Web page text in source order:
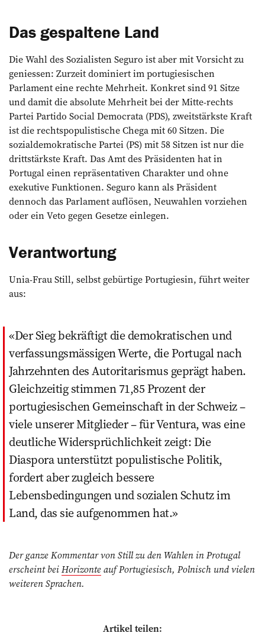
Das gespaltene Land
Die Wahl des Sozialisten Seguro ist aber mit Vorsicht zu
geniessen: Zurzeit dominiert im portugiesischen
Parlament eine rechte Mehrheit. Konkret sind 91 Sitze
und damit die absolute Mehrheit bei der Mitte-rechts
Partei Partido Social Democrata (PDS), zweitstärkste Kraft
ist die rechtspopulistische Chega mit 60 Sitzen. Die
sozialdemokratische Partei (PS) mit 58 Sitzen ist nur die
drittstärkste Kraft. Das Amt des Präsidenten hat in
Portugal einen repräsentativen Charakter und ohne
exekutive Funktionen. Seguro kann als Präsident
dennoch das Parlament auflösen, Neuwahlen vorziehen
oder ein Veto gegen Gesetze einlegen.
Verantwortung
Unia-Frau Still, selbst gebürtige Portugiesin, führt weiter
aus:
Der Sieg bekräftigt die demokratischen und
verfassungsmässigen Werte, die Portugal nach
Jahrzehnten des Autoritarismus geprägt haben.
Gleichzeitig stimmen 71,85 Prozent der
portugiesischen Gemeinschaft in der Schweiz –
viele unserer Mitglieder – für Ventura, was eine
deutliche Widersprüchlichkeit zeigt: Die
Diaspora unterstützt populistische Politik,
fordert aber zugleich bessere
Lebensbedingungen und sozialen Schutz im
Land, das sie aufgenommen hat.
Der ganze Kommentar von Still zu den Wahlen in Protugal
erscheint beiHorizonteauf Portugiesisch, Polnisch und vielen
weiteren Sprachen.
Artikel teilen: